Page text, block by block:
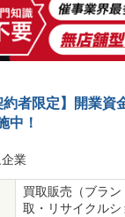
約者限定】開業資
中！
業
買取販売（ブラ
取・リサイクル